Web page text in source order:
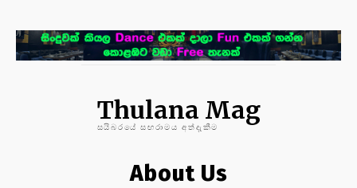
Thulana Mag
සයිබරයේ සඟරාමය අත්දැකීම
About Us